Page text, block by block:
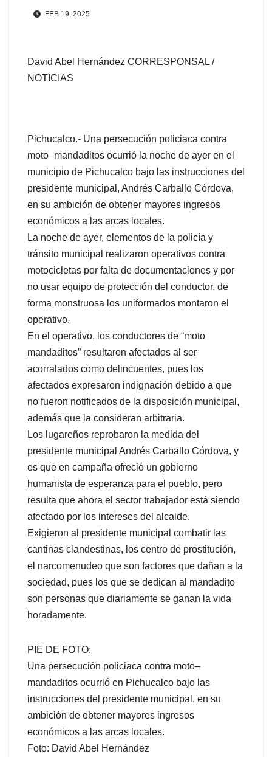
FEB 19, 2025
David Abel Hernández CORRESPONSAL /
NOTICIAS
Pichucalco.- Una persecución policiaca contra
moto–mandaditos ocurrió la noche de ayer en el
municipio de Pichucalco bajo las instrucciones del
presidente municipal, Andrés Carballo Córdova,
en su ambición de obtener mayores ingresos
económicos a las arcas locales.
La noche de ayer, elementos de la policía y
tránsito municipal realizaron operativos contra
motocicletas por falta de documentaciones y por
no usar equipo de protección del conductor, de
forma monstruosa los uniformados montaron el
operativo.
En el operativo, los conductores de “moto
mandaditos” resultaron afectados al ser
acorralados como delincuentes, pues los
afectados expresaron indignación debido a que
no fueron notificados de la disposición municipal,
además que la consideran arbitraria.
Los lugareños reprobaron la medida del
presidente municipal Andrés Carballo Córdova, y
es que en campaña ofreció un gobierno
humanista de esperanza para el pueblo, pero
resulta que ahora el sector trabajador está siendo
afectado por los intereses del alcalde.
Exigieron al presidente municipal combatir las
cantinas clandestinas, los centro de prostitución,
el narcomenudeo que son factores que dañan a la
sociedad, pues los que se dedican al mandadito
son personas que diariamente se ganan la vida
horadamente.
PIE DE FOTO:
Una persecución policiaca contra moto–
mandaditos ocurrió en Pichucalco bajo las
instrucciones del presidente municipal, en su
ambición de obtener mayores ingresos
económicos a las arcas locales.
Foto: David Abel Hernández